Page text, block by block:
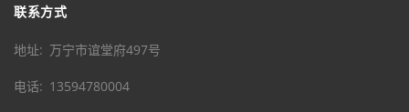
联系方式
地址 万宁市谊堂府497号
电话 13594780004